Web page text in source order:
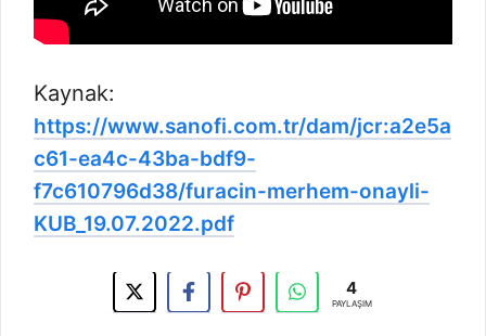
Kaynak:
https://www.sanofi.com.tr/dam/jcr:a2e5a
c61-ea4c-43ba-bdf9-
f7c610796d38/furacin-merhem-onayli-
KUB_19.07.2022.pdf
4
PAYLAŞIM